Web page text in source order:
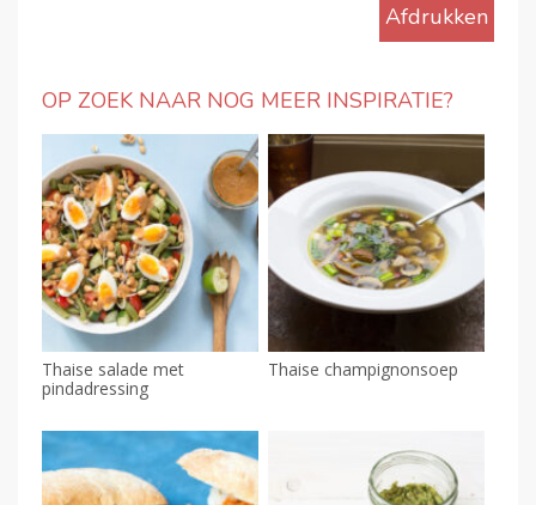
Afdrukken
OP ZOEK NAAR NOG MEER INSPIRATIE?
Thaise salade met
pindadressing
Thaise champignonsoep